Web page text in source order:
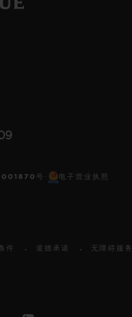
号 电子营业执照
件 道德承诺 无障碍服务